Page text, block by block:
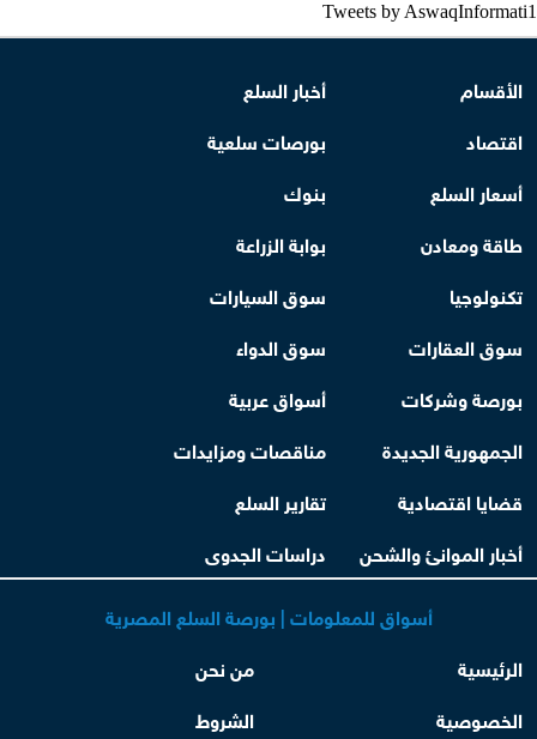
Tweets by AswaqInformati1
الأقسام
أخبار السلع
اقتصاد
بورصات سلعية
أسعار السلع
بنوك
طاقة ومعادن
بوابة الزراعة
تكنولوجيا
سوق السيارات
سوق العقارات
سوق الدواء
بورصة وشركات
أسواق عربية
الجمهورية الجديدة
مناقصات ومزايدات
قضايا اقتصادية
تقارير السلع
أخبار الموانئ والشحن
دراسات الجدوى
أسواق للمعلومات | بورصة السلع المصرية
الرئيسية
من نحن
الخصوصية
الشروط